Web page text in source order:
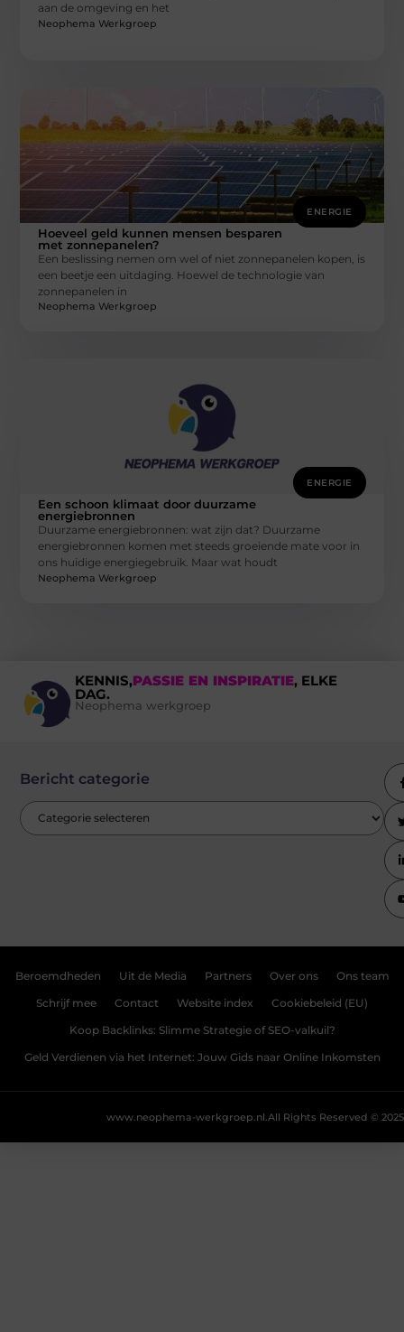
aan de omgeving en het
Neophema Werkgroep
ENERGIE
Hoeveel geld kunnen mensen besparen
met zonnepanelen?
Een beslissing nemen om wel of niet zonnepanelen kopen, is
een beetje een uitdaging. Hoewel de technologie van
zonnepanelen in
Neophema Werkgroep
ENERGIE
Een schoon klimaat door duurzame
energiebronnen
Duurzame energiebronnen: wat zijn dat? Duurzame
energiebronnen komen met steeds groeiende mate voor in
ons huidige energiegebruik. Maar wat houdt
Neophema Werkgroep
KENNIS,PASSIE EN INSPIRATIE, ELKE
DAG.
Neophema werkgroep
Bericht categorie
Beroemdheden Uit de Media Partners Over ons Ons team
Schrijf mee Contact Website index Cookiebeleid (EU)
Koop Backlinks: Slimme Strategie of SEO-valkuil?
Geld Verdienen via het Internet: Jouw Gids naar Online Inkomsten
All Rights Reserved © 2025
www.neophema-werkgroep.nl.